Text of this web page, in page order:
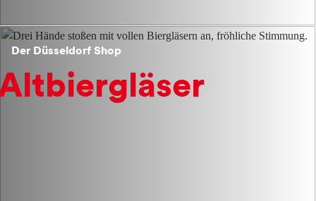
Der Düsseldorf Shop